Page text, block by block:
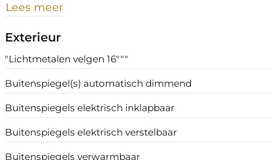
Lees meer
Exterieur
"Lichtmetalen velgen 16"""
Buitenspiegel(s) automatisch dimmend
Buitenspiegels elektrisch inklapbaar
Buitenspiegels elektrisch verstelbaar
Buitenspiegels verwarmbaar